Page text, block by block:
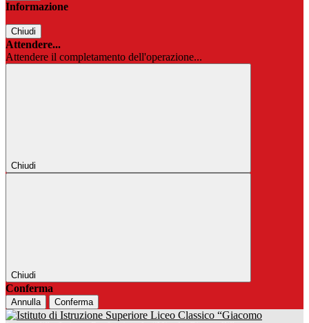
Informazione
Chiudi
Attendere...
Attendere il completamento dell'operazione...
Chiudi
Chiudi
Conferma
Annulla Conferma